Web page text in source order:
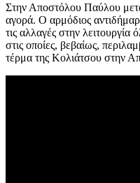
Στην Αποστόλου Παύλου
αγορά. Ο αρμόδιος
τις αλλαγές στην
στις οποίες, βεβαίως,
τέρμα της Κολιάτσου στην